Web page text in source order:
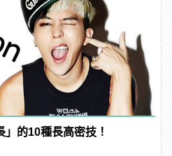
的10種長高密技！